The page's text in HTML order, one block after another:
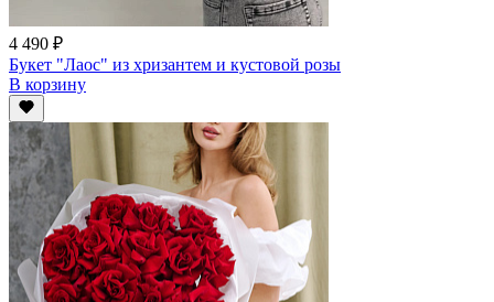
4 490 ₽
Букет "Лаос" из хризантем и кустовой розы
В корзину